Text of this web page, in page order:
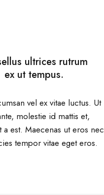
ultrices rutrum
ex ut tempus.
vel ex vitae luctus. Ut
molestie id mattis et,
a est. Maecenas ut eros nec
tempor vitae eget eros.